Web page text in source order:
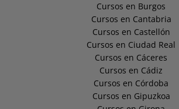
Cursos en Burgos
Cursos en Cantabria
Cursos en Castellón
Cursos en Ciudad Real
Cursos en Cáceres
Cursos en Cádiz
Cursos en Córdoba
Cursos en Gipuzkoa